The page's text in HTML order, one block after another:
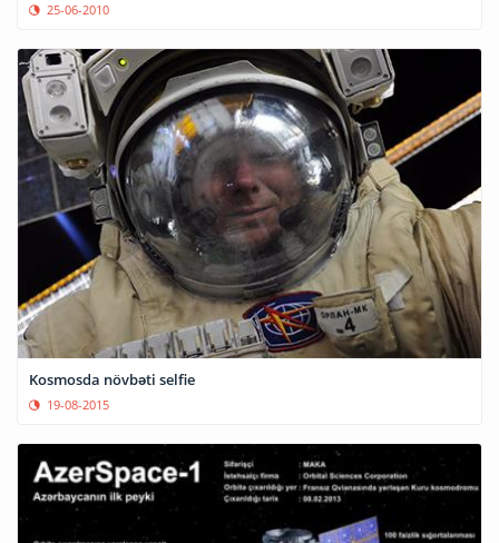
25-06-2010
Kosmosda növbəti selfie
19-08-2015